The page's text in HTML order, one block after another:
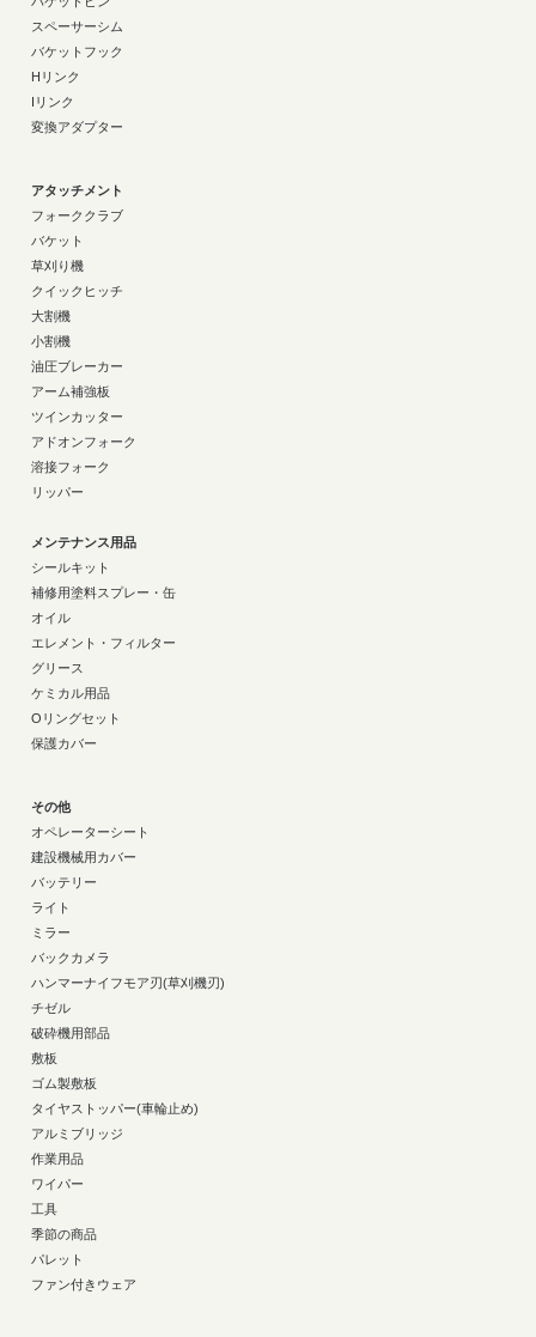
スペーサーシム
バケットフック
Hリンク
Iリンク
変換アダプター
アタッチメント
フォーククラブ
バケット
草刈り機
クイックヒッチ
大割機
小割機
油圧ブレーカー
アーム補強板
ツインカッター
アドオンフォーク
溶接フォーク
リッパー
メンテナンス用品
シールキット
補修用塗料スプレー・缶
オイル
エレメント・フィルター
グリース
ケミカル用品
Oリングセット
保護カバー
その他
オペレーターシート
建設機械用カバー
バッテリー
ライト
ミラー
バックカメラ
ハンマーナイフモア刃(草刈機刃)
チゼル
破砕機用部品
敷板
ゴム製敷板
タイヤストッパー(車輪止め)
アルミブリッジ
作業用品
ワイパー
工具
季節の商品
パレット
ファン付きウェア